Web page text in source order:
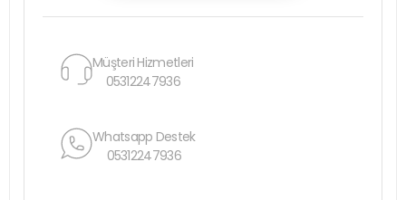
Müşteri Hizmetleri
05312247936
Whatsapp Destek
05312247936